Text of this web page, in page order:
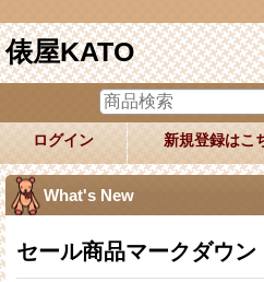
俵屋KATO
ログイン 新規登録はこ
What's New
セール商品マークダウン